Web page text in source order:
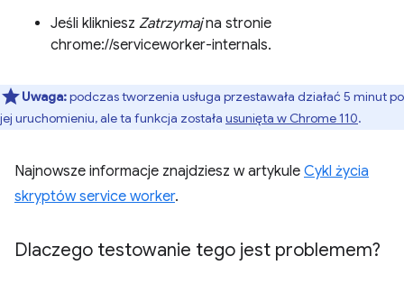
Jeśli klikniesz Zatrzymajna stronie
chrome://serviceworker-internals.
Uwaga:podczas tworzenia usługa przestawała działać 5 minut po
jej uruchomieniu, ale ta funkcja została usunięta w Chrome 110.
Najnowsze informacje znajdziesz w artykule Cykl życia
skryptów service worker.
Dlaczego testowanie tego jest problemem?